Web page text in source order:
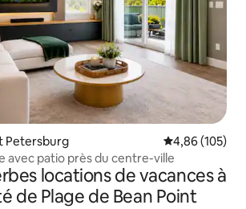
Petersburg Évaluation
4,86 (105)
avec patio près du centre-ville
locations de vacances à
de Plage de Bean Point